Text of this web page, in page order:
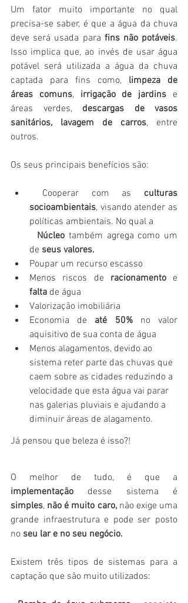
Um fator muito importante no qual
deve será usada para fins não potáveis.
Isso implica que, ao invés de usar água
potável será utilizada a água da chuva
captada para fins como, limpeza de
áreas comuns, irrigação de jardins e
áreas verdes, descargas de vasos
sanitários, lavagem de carros, entre
outros.
Os seus principais benefícios são:
Cooperar com as culturas
socioambientais, visando atender as
políticas ambientais. No qual a
Núcleo também agrega como um
de seus valores.
Poupar um recurso escasso
Menos riscos de racionamento
falta de água
Valorização imobiliária
Economia de até 50% no valor
aquisitivo de sua conta de água
Menos alagamentos, devido ao
sistema reter parte das chuvas que
caem sobre as cidades reduzindo a
velocidade que esta água vai parar
nas galerias pluviais e ajudando a
diminuir áreas de alagamento.
Já pensou que beleza é isso?!
implementação desse sistema é
simples, não é muito caro, não exige uma
grande infraestrutura e pode ser posto
no seu lar e no seu negócio.
Existem três tipos de sistemas para a
captação que são muito utilizados: